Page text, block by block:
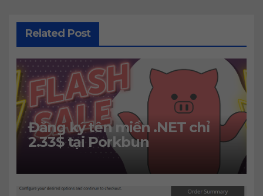
Related Post
Đăng ký tên miền .NET chỉ
2.33$ tại Porkbun